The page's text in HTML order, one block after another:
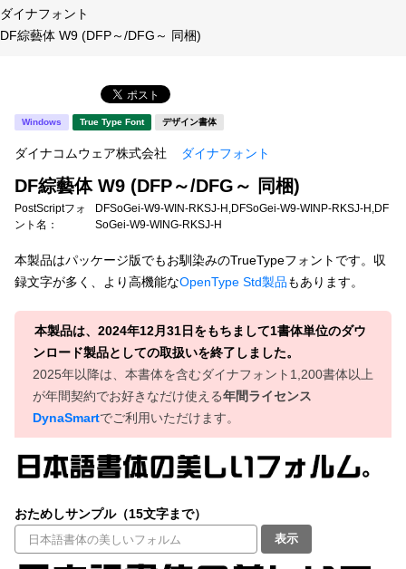
年間ライセンス商品
新着一覧
カート
マイページ
ご利用ガイド
お問い合わせ
フォント形式
タイプフェイス
明朝体
宋朝体 清朝体
草書体 勘亭流
江戸文字 デザイン毛筆
すべてを表示
太さ・ウェイト
セット or 単体
ダイナフォント
DF綜藝体 W9 (DFP～/DFG～ 同梱)
Windows True Type Font デザイン書体
ダイナコムウェア株式会社 ダイナフォント
DF綜藝体 W9 (DFP～/DFG～ 同梱)
PostScriptフォ
ント名：
DFSoGei-W9-WIN-RKSJ-H,DFSoGei-W9-WINP-RKSJ-H,DF
SoGei-W9-WING-RKSJ-H
本製品はパッケージ版でもお馴染みのTrueTypeフォントです。収
録文字が多く、より高機能なOpenType Std製品もあります。
本製品は、2024年12月31日をもちまして1書体単位のダウ
ンロード製品としての取扱いを終了しました。
2025年以降は、本書体を含むダイナフォント1,200書体以上
が年間契約でお好きなだけ使える年間ライセンス
DynaSmartでご利用いただけます。
おためしサンプル（15文字まで）
表示